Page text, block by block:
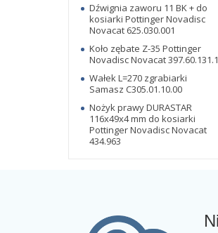
Dźwignia zaworu 11 BK + do
kosiarki Pottinger Novadisc
Novacat 625.030.001
Koło zębate Z-35 Pottinger
Novadisc Novacat 397.60.131.1
Wałek L=270 zgrabiarki
Samasz C305.01.10.00
Nożyk prawy DURASTAR
116x49x4 mm do kosiarki
Pottinger Novadisc Novacat
434.963